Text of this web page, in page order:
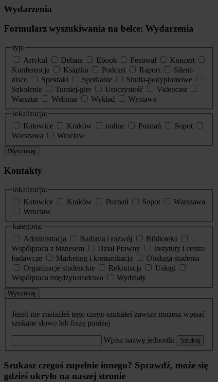
Wydarzenia
Formularz wyszukiwania na belce: Wydarzenia
typ:
Artykuł
Debata Ebook Festiwal
Koncert
Konferencja
Książka Podcast Raport
Silent-
disco
Spektakl Spotkanie
Studia-podyplomowe
Szkolenie
Turniej-gier Uroczystość
Videocast
Warsztat
Webinar Wykład
Wystawa
lokalizacja:
Katowice
Kraków online Poznań
Sopot
Warszawa
Wrocław
Wyszukaj
Kontakty
lokalizacja:
Katowice
Kraków Poznań Sopot
Warszawa
Wrocław
kategoria:
Administracja
Badania i rozwój
Biblioteka
Współpraca z biznesem
Dział Prawny
Instytuty i centra
badawcze
Marketing i komunikacja
Obsługa studenta
Organizacje studenckie
Rekrutacja
Usługi
Współpraca międzynarodowa
Wydziały
Wyszukaj
Jeżeli nie znalazłeś tego czego szukałeś zawsze możesz wpisać
szukane słowo lub frazę poniżej
Wpisz nazwę jednostki Szukaj
Szukasz czegoś zupełnie innego? Sprawdź, może się
gdzieś ukryło na naszej stronie